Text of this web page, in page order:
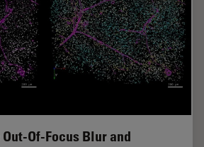
Of-Focus Blur and